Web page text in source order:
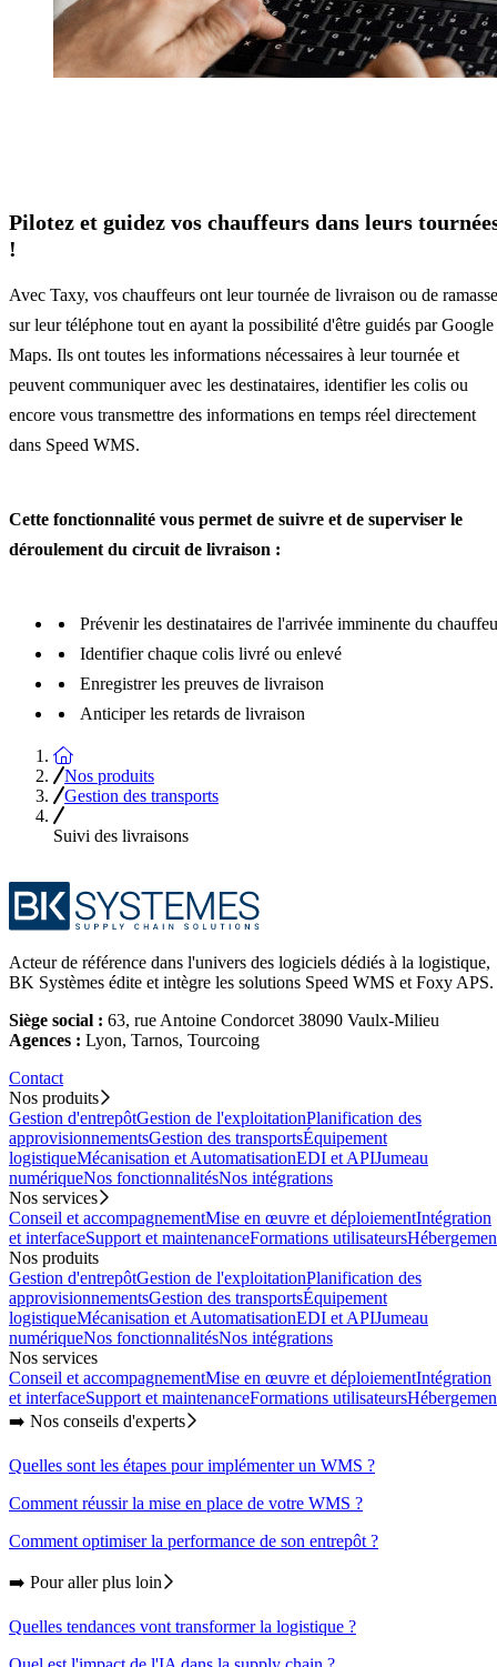
Pilotez et guidez vos chauffeurs dans leurs
!
Avec Taxy, vos chauffeurs ont leur tournée de livraison ou de ramasse
sur leur téléphone tout en ayant la possibilité d'être guidés par Google
Maps. Ils ont toutes les informations nécessaires à leur tournée et
peuvent communiquer avec les destinataires, identifier les colis ou
encore vous transmettre des informations en temps réel directement
dans Speed WMS.
Cette fonctionnalité vous permet de suivre et de superviser le
déroulement du circuit de livraison :
Prévenir les destinataires de l'arrivée imminente du
Identifier chaque colis livré ou enlevé
Enregistrer les preuves de livraison
Anticiper les retards de livraison
Accueil
Nos produits
Gestion des transports
Suivi des livraisons
Acteur de référence dans l'univers des logiciels dédiés à la logistique,
BK Systèmes édite et intègre les solutions Speed WMS et Foxy APS.
Siège social : 63, rue Antoine Condorcet 38090 Vaulx-Milieu
Agences : Lyon, Tarnos, Tourcoing
Contact
Nos produits
Gestion d'entrepôtGestion de l'exploitationPlanification des
approvisionnementsGestion des transportsÉquipement
logistiqueMécanisation et AutomatisationEDI et APIJumeau
numériqueNos fonctionnalitésNos intégrations
Nos services
Conseil et accompagnementMise en œuvre et déploiementIntégration
et interfaceSupport et maintenanceFormations utilisateurs
Nos produits
Gestion d'entrepôtGestion de l'exploitationPlanification des
approvisionnementsGestion des transportsÉquipement
logistiqueMécanisation et AutomatisationEDI et APIJumeau
numériqueNos fonctionnalitésNos intégrations
Nos services
Conseil et accompagnementMise en œuvre et déploiementIntégration
et interfaceSupport et maintenanceFormations utilisateurs
➡️ Nos conseils d'experts
Quelles sont les étapes pour implémenter un WMS ?
Comment réussir la mise en place de votre WMS ?
Comment optimiser la performance de son entrepôt ?
➡️ Pour aller plus loin
Quelles tendances vont transformer la logistique ?